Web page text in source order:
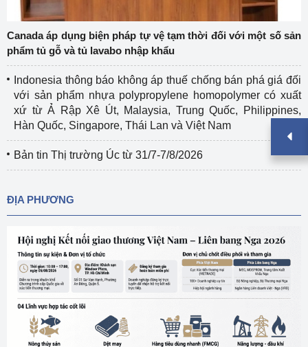
Canada áp dụng biện pháp tự vệ tạm thời đối với một số sản
phẩm tủ gỗ và tủ lavabo nhập khẩu
Indonesia thông báo không áp thuế chống bán phá giá đối
với sản phẩm nhựa polypropylene homopolymer có xuất
xứ từ Ả Rập Xê Út, Malaysia, Trung Quốc, Philippines,
Hàn Quốc, Singapore, Thái Lan và Việt Nam
Bản tin Thị trường Úc từ 31/7-7/8/2026
ĐỊA PHƯƠNG